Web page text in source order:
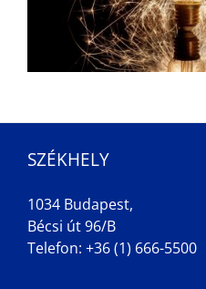
SZÉKHELY
1034 Budapest,
Bécsi út 96/B
Telefon: +36 (1) 666-5500